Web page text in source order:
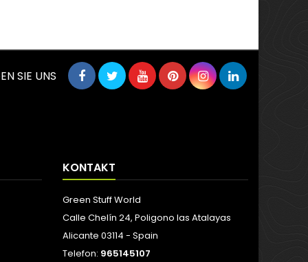
SIE UNS
KONTAKT
Green Stuff World
Calle Chelín 24, Poligono las Atalayas
Alicante 03114 - Spain
Telefon: 965145107